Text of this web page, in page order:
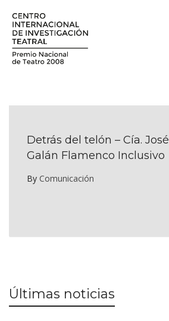
Detrás del telón – Cía. José
Galán Flamenco Inclusivo
By Comunicación
Últimas noticias